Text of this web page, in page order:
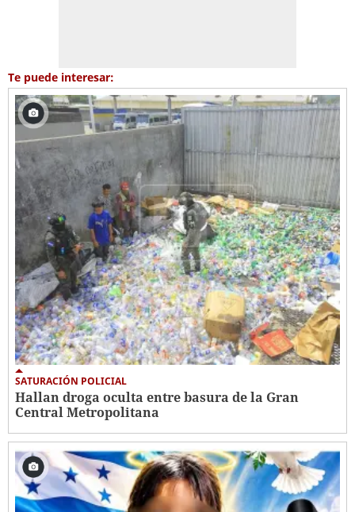
Te puede interesar:
SATURACIÓN POLICIAL
Hallan droga oculta entre basura de la Gran
Central Metropolitana